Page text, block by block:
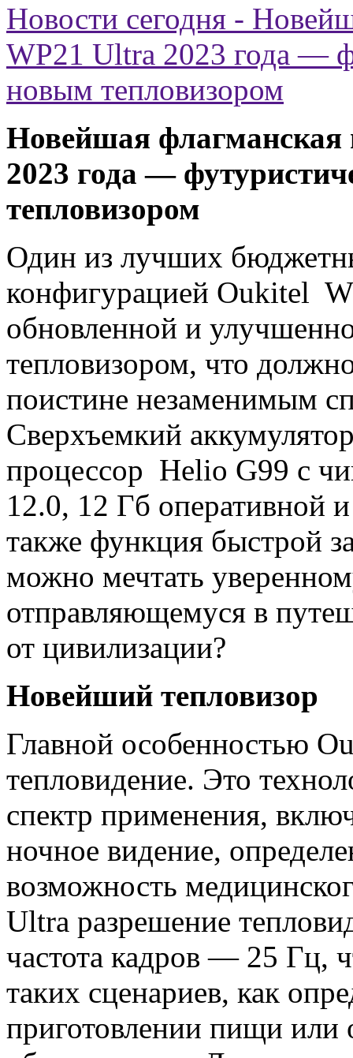
Новости сегодня -
WP21 Ultra 2023 года —
новым тепловизором
Новейшая
2023 года —
тепловизором
Один из лучших
конфигурацией Oukitel
обновленной и
тепловизором, что
поистине незаменимым
Сверхъемкий
процессор Helio G99 с
12.0, 12 Гб оперативной
также функция быстрой
можно мечтать
отправляющемуся в
от цивилизации?
Новейший тепловизор
Главной особенностью
тепловидение. Это
спектр применения,
ночное видение,
возможность
Ultra разрешение
частота кадров — 25 Гц,
таких сценариев, как
приготовлении пищи